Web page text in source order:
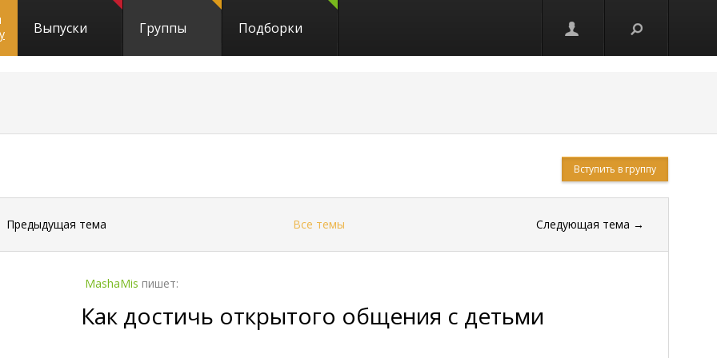
Выпуски Группы Подборки
Вступить в группу
Предыдущая тема Все темы Следующая тема →
MashaMis пишет:
Как достичь открытого общения с детьми